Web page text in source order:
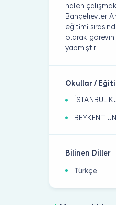
halen
Bahçelievler
eğitimi
olarak
yapmıştır.
Okullar /
İSTANBUL
BEYKENT
Bilinen Diller
Türkçe